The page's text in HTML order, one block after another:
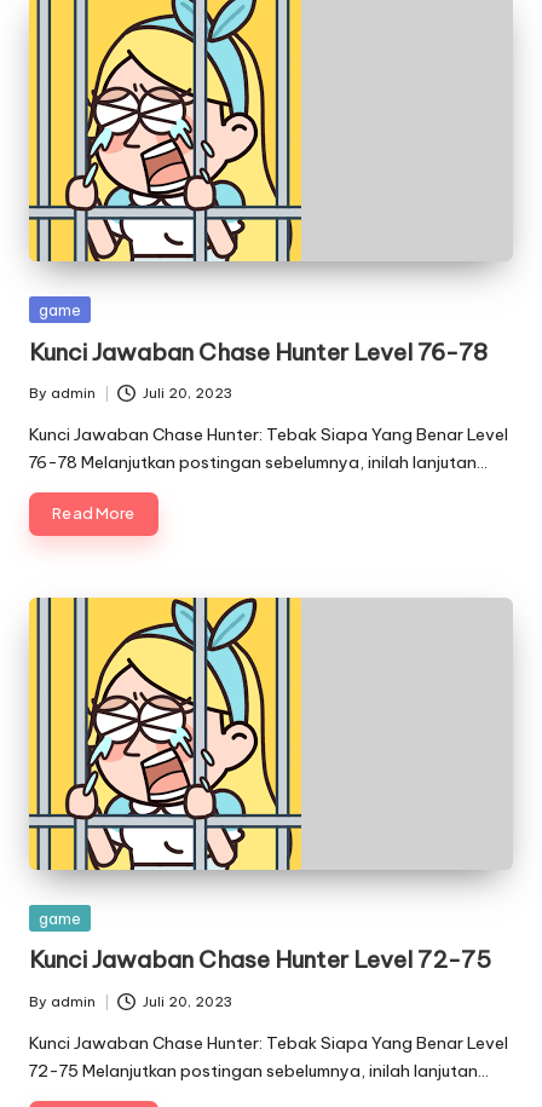
Posted
game
Kunci Jawaban Chase Hunter Level 76-78
Posted
by
By admin Juli 20, 2023
Kunci Jawaban Chase Hunter: Tebak Siapa Yang Benar Level
76-78 Melanjutkan postingan sebelumnya, inilah lanjutan…
Read More
Posted
game
Kunci Jawaban Chase Hunter Level 72-75
Posted
by
By admin Juli 20, 2023
Kunci Jawaban Chase Hunter: Tebak Siapa Yang Benar Level
72-75 Melanjutkan postingan sebelumnya, inilah lanjutan…